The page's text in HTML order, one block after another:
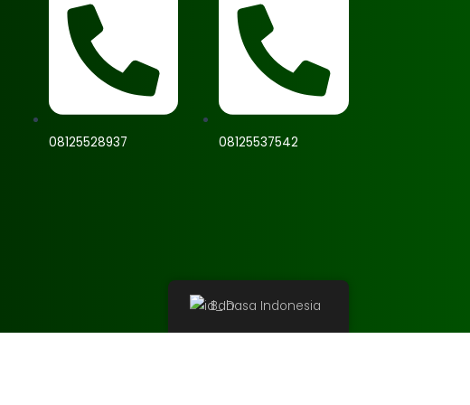
08125528937 08125537542
Bahasa Indonesia